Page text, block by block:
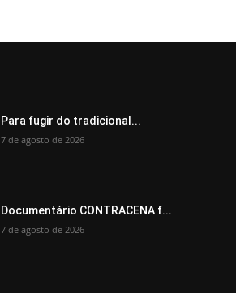
Para fugir do tradicional...
7 de agosto de 2026
Documentário CONTRACENA f...
7 de agosto de 2026